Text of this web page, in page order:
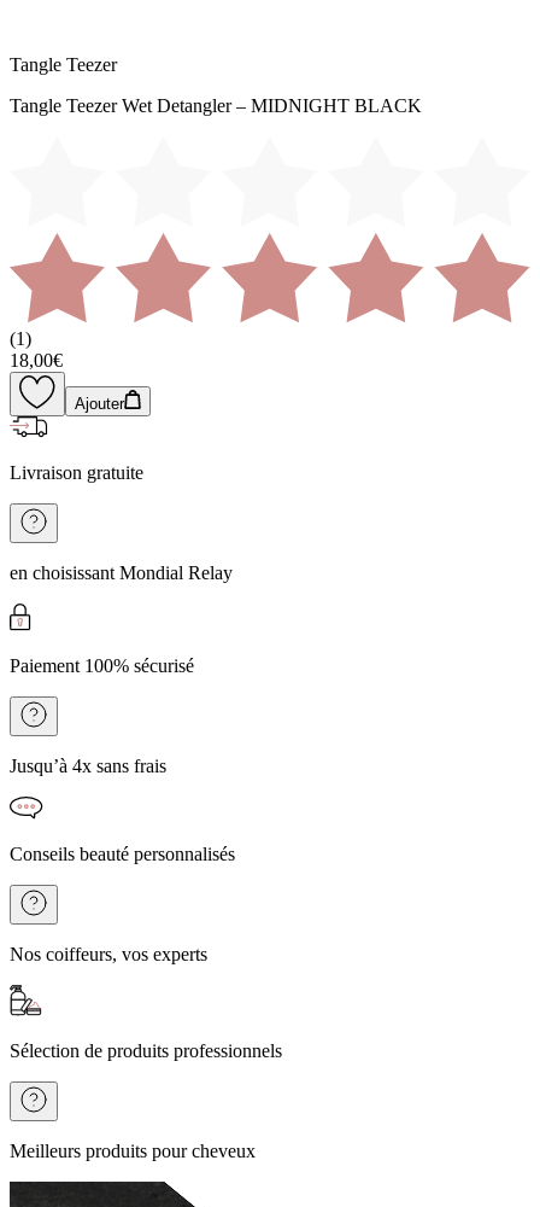
Tangle Teezer
Tangle Teezer Wet Detangler – MIDNIGHT BLACK
(1)
18,00€
Ajouter
Livraison gratuite
en choisissant Mondial Relay
Paiement 100% sécurisé
Jusqu’à 4x sans frais
Conseils beauté personnalisés
Nos coiffeurs, vos experts
Sélection de produits professionnels
Meilleurs produits pour cheveux